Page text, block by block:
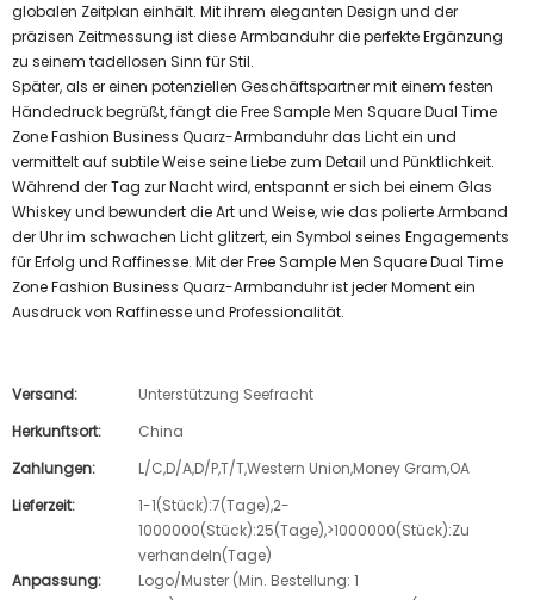
globalen Zeitplan einhält. Mit ihrem eleganten Design und der
präzisen Zeitmessung ist diese Armbanduhr die perfekte Ergänzung
zu seinem tadellosen Sinn für Stil.
Später, als er einen potenziellen Geschäftspartner mit einem festen
Händedruck begrüßt, fängt die Free Sample Men Square Dual Time
Zone Fashion Business Quarz-Armbanduhr das Licht ein und
vermittelt auf subtile Weise seine Liebe zum Detail und Pünktlichkeit.
Während der Tag zur Nacht wird, entspannt er sich bei einem Glas
Whiskey und bewundert die Art und Weise, wie das polierte Armband
der Uhr im schwachen Licht glitzert, ein Symbol seines Engagements
für Erfolg und Raffinesse. Mit der Free Sample Men Square Dual Time
Zone Fashion Business Quarz-Armbanduhr ist jeder Moment ein
Ausdruck von Raffinesse und Professionalität.
Versand:
Unterstützung Seefracht
Herkunftsort:
China
Zahlungen:
L/C,D/A,D/P,T/T,Western Union,Money Gram,OA
Lieferzeit:
1-1(Stück):7(Tage),2-
1000000(Stück):25(Tage),>1000000(Stück):Zu
verhandeln(Tage)
Anpassung:
Logo/Muster (Min. Bestellung: 1